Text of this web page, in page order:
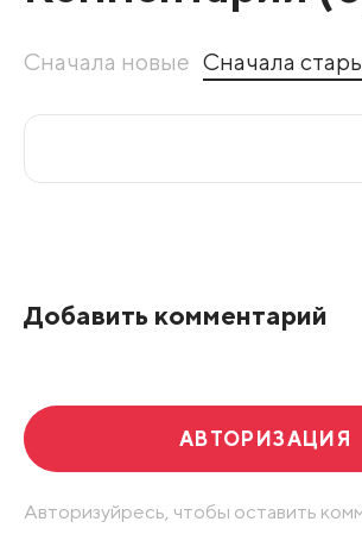
Сначала новые Сначала
Добавить комментарий
АВТОРИЗАЦИЯ
Авторизуйресь, чтобы оставить